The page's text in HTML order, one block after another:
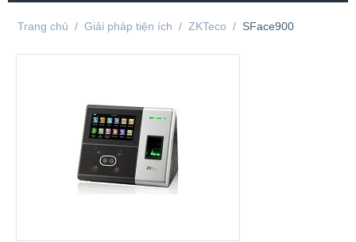
Trang chủ / Giải pháp tiện ích / ZKTeco / SFace900